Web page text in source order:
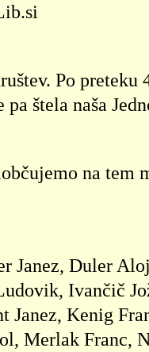
Po preteku
štela naša
na tem
Janez, Duler
Ivančič
Janez, Kenig
Merlak Franc,